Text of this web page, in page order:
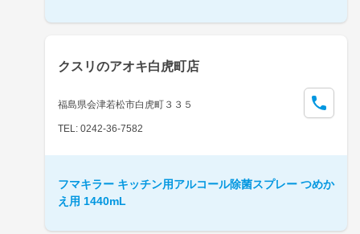
クスリのアオキ白虎町店
福島県会津若松市白虎町３３５
TEL: 0242-36-7582
フマキラー キッチン用アルコール除菌スプレー つめか
え用 1440mL